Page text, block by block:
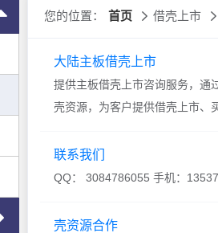
您的位置： 首页 借壳上市
大陆主板借壳上市
提供主板借壳上市咨询服务，通
壳资源，为客户提供借壳上市、
家，上交所主板有1406家公司
场借壳和并
联系我们
壳资源合作